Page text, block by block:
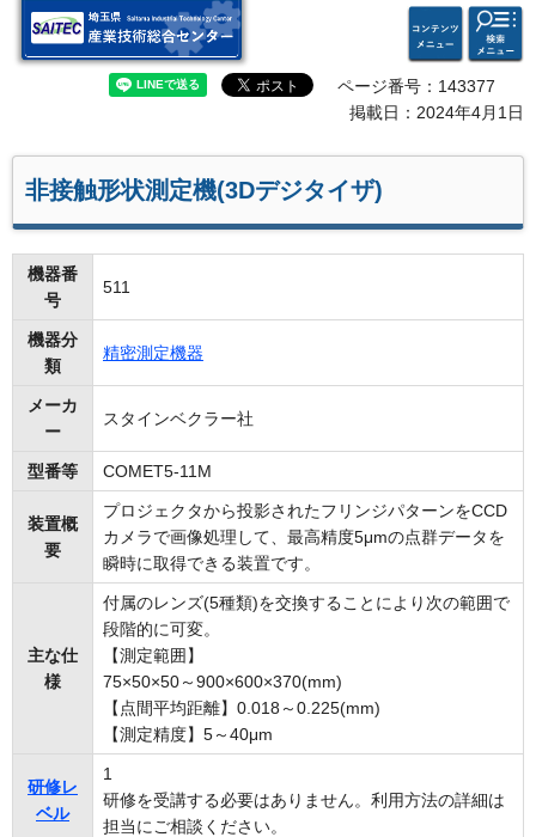
埼玉県 産業技術総合セン
コンテ
ンツメ
ニュー
検索・
共通メ
ニュー
ページ番号：143377
掲載日：2024年4月1日
非接触形状測定機(3Dデジタイザ)
機器番
号
511
機器分
類
精密測定機器
メーカ
ー
スタインベクラー社
型番等 COMET5-11M
装置概
要
プロジェクタから投影されたフリンジパターンをCCD
カメラで画像処理して、最高精度5μmの点群データを
瞬時に取得できる装置です。
主な仕
様
付属のレンズ(5種類)を交換することにより次の範囲で
段階的に可変。
【測定範囲】
75×50×50～900×600×370(mm)
【点間平均距離】0.018～0.225(mm)
【測定精度】5～40μm
研修レ
ベル
1
研修を受講する必要はありません。利用方法の詳細は
担当にご相談ください。